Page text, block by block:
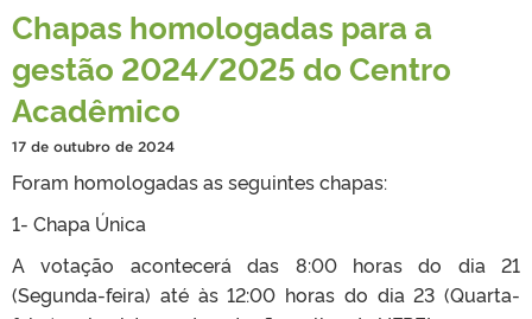
Chapas homologadas para a
gestão 2024/2025 do Centro
Acadêmico
17 de outubro de 2024
Foram homologadas as seguintes chapas:
1- Chapa Única
A votação acontecerá das 8:00 horas do dia 21
(Segunda-feira) até às 12:00 horas do dia 23 (Quarta-